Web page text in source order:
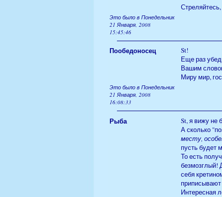
Это было в Понедельник
21 Января, 2008
15:45:46
Пообедоносец
St!
Еще раз
Вашим
Миру мир,
Это было в Понедельник
21 Января, 2008
16:08:33
Рыба
St, я вижу не
А сколько
месту,
пусть будет
То есть
безмозглый!
себя
приписывают
Интересная